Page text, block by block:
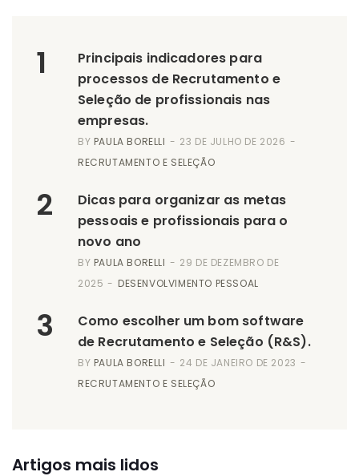
1
Principais indicadores para
processos de Recrutamento e
Seleção de profissionais nas
empresas.
BY PAULA BORELLI
23 DE JULHO DE 2026
RECRUTAMENTO E SELEÇÃO
2
Dicas para organizar as metas
pessoais e profissionais para o
novo ano
BY PAULA BORELLI
29 DE DEZEMBRO DE
2025
DESENVOLVIMENTO PESSOAL
3
Como escolher um bom software
de Recrutamento e Seleção (R&S).
BY PAULA BORELLI
24 DE JANEIRO DE 2023
RECRUTAMENTO E SELEÇÃO
Artigos mais lidos